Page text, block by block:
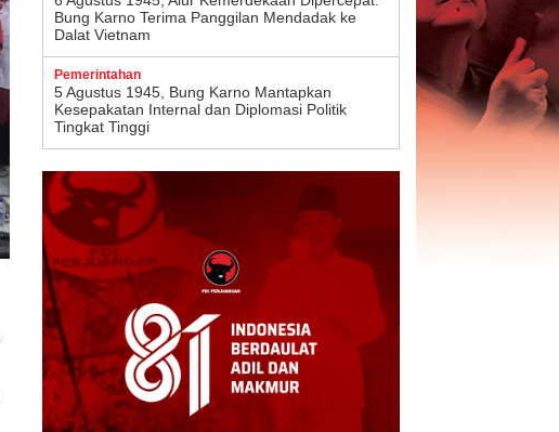
Bung Karno Terima Panggilan Mendadak ke
Dalat Vietnam
Pemerintahan
5 Agustus 1945, Bung Karno Mantapkan
Kesepakatan Internal dan Diplomasi Politik
Tingkat Tinggi